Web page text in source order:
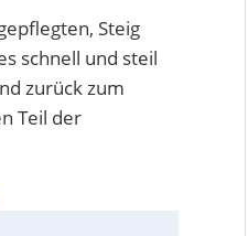
Steig
schnell und steil
zurück zum
Teil der